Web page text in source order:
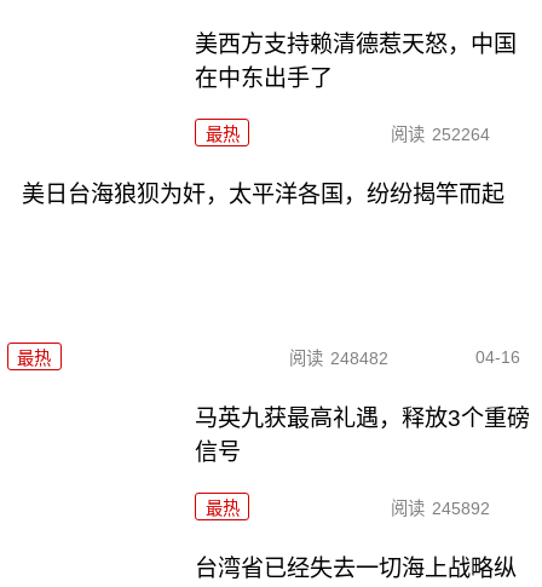
美西方支持赖清德惹天怒，中国
在中东出手了
最热 阅读 252264
美日台海狼狈为奸，太平洋各国，纷纷揭竿而起
最热 阅读 248482 04-16
马英九获最高礼遇，释放3个重磅
信号
最热 阅读 245892
台湾省已经失去一切海上战略纵